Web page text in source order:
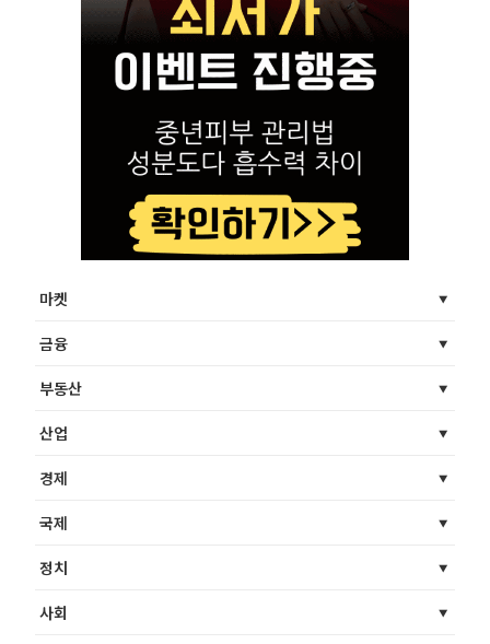
마켓
금융
부동산
산업
경제
국제
정치
사회